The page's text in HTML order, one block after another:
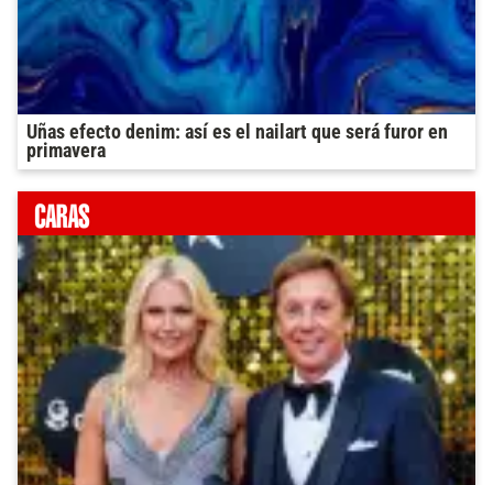
Uñas efecto denim: así es el nailart que será furor en
primavera